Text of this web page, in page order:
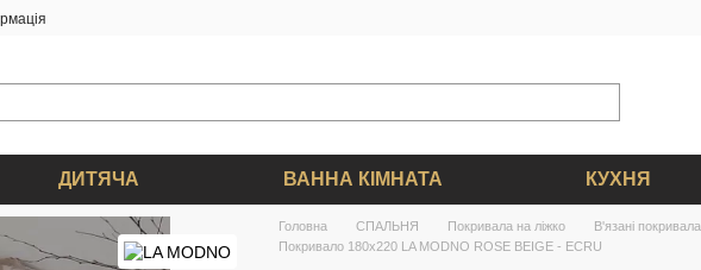
ДИТЯЧА ВАННА КІМНАТА КУХНЯ
Головна СПАЛЬНЯ Покривала на ліжко В'язані покривала
Покривало 180х220 LA MODNO ROSE BEIGE - ECRU